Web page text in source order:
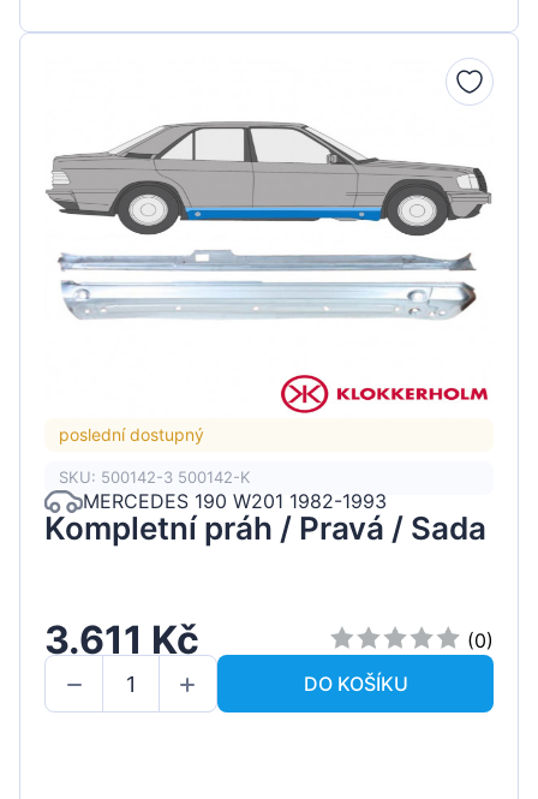
poslední dostupný
SKU: 500142-3 500142-K
MERCEDES 190 W201 1982-1993
Kompletní práh / Pravá / Sada
3.611 Kč
(0)
DO KOŠÍKU